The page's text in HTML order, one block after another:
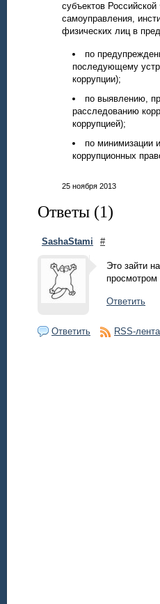
субъектов
самоуправления,
физических лиц в
по
последующему
коррупции);
по выявлению,
расследованию
коррупцией);
по минимизации
коррупционных
25 ноября 2013
Ответы (1)
SashaStami #
Это зайти
Ответить
Ответить RSS-